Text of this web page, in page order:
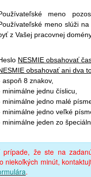
meno
meno slúži
z Vašej pracovnej
NESMIE obsahovať
obsahovať ani dva
aspoň 8 znakov,
minimálne jednu číslicu,
minimálne jedno malé
minimálne jedno veľké
minimálne jeden zo
prípade, že ste na
niekoľkých minút,
.